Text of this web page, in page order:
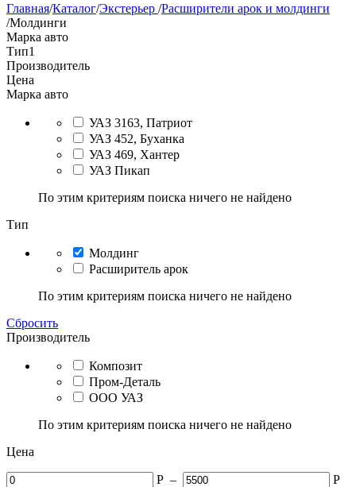
Главная/Каталог/Экстерьер /Расширители арок и молдинги
/Молдинги
Марка авто
Тип1
Производитель
Цена
Марка авто
УАЗ 3163, Патриот
УАЗ 452, Буханка
УАЗ 469, Хантер
УАЗ Пикап
По этим критериям поиска ничего не найдено
Тип
Молдинг
Расширитель арок
По этим критериям поиска ничего не найдено
Сбросить
Производитель
Композит
Пром-Деталь
ООО УАЗ
По этим критериям поиска ничего не найдено
Цена
Р – Р